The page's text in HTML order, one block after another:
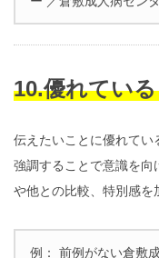
10.優れてい
伝えたいことに優れてい
強調することで意識を向
や他との比較、特別感を
例： 前例がない倉敷